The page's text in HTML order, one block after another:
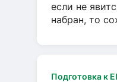
если не
набран, то
Подготовка к